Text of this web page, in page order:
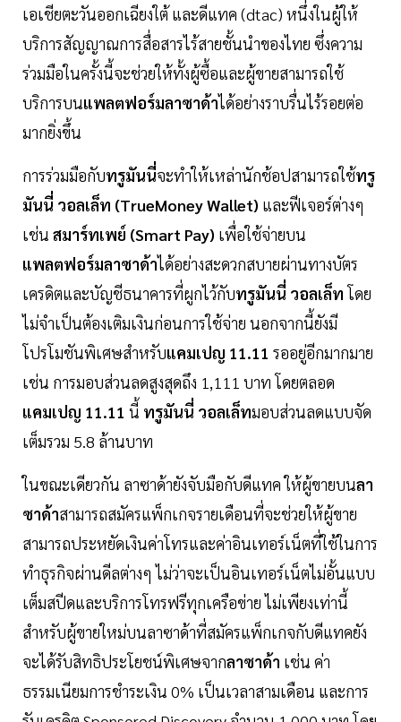
เอเชียตะวันออกเฉียงใต้ และดีแทค (dtac) หนึ่งในผู้ให้
บริการสัญญาณการสื่อสารไร้สายชั้นนำของไทย ซึ่งความ
ร่วมมือในครั้งนี้จะช่วยให้ทั้งผู้ซื้อและผู้ขายสามารถใช้
บริการบนแพลตฟอร์มลาซาด้าได้อย่างราบรื่นไร้รอยต่อ
มากยิ่งขึ้น
การร่วมมือกับทรูมันนี่จะทำให้เหล่านักช้อปสามารถใช้ทรู
มันนี่ วอลเล็ท (TrueMoney Wallet) และฟีเจอร์ต่างๆ
เช่น สมาร์ทเพย์ (Smart Pay) เพื่อใช้จ่ายบน
แพลตฟอร์มลาซาด้าได้อย่างสะดวกสบายผ่านทางบัตร
เครดิตและบัญชีธนาคารที่ผูกไว้กับทรูมันนี่ วอลเล็ทโดย
ไม่จำเป็นต้องเติมเงินก่อนการใช้จ่าย นอกจากนี้ยังมี
โปรโมชันพิเศษสำหรับแคมเปญ 11.11 รออยู่อีกมากมาย
เช่น การมอบส่วนลดสูงสุดถึง 1,111 บาท โดยตลอด
แคมเปญ 11.11 นี้ ทรูมันนี่ วอลเล็ทมอบส่วนลดแบบจัด
เต็มรวม 5.8 ล้านบาท
ในขณะเดียวกัน ลาซาด้ายังจับมือกับดีแทค ให้ผู้ขายบนลา
ซาด้าสามารถสมัครแพ็กเกจรายเดือนที่จะช่วยให้ผู้ขาย
สามารถประหยัดเงินค่าโทรและค่าอินเทอร์เน็ตที่ใช้ในการ
ทำธุรกิจผ่านดีลต่างๆ ไม่ว่าจะเป็นอินเทอร์เน็ตไม่อั้นแบบ
เต็มสปีดและบริการโทรฟรีทุกเครือข่าย ไม่เพียงเท่านี้
สำหรับผู้ขายใหม่บนลาซาด้าที่สมัครแพ็กเกจกับดีแทคยัง
จะได้รับสิทธิประโยชน์พิเศษจากลาซาด้า เช่น ค่า
ธรรมเนียมการชำระเงิน 0% เป็นเวลาสามเดือน และการ